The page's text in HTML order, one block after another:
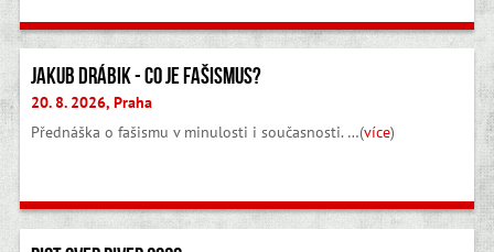
Jakub Drábik - Co je fašismus?
20. 8. 2026, Praha
Přednáška o fašismu v minulosti i současnosti. …(více)